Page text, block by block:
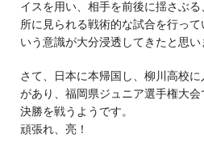
イスを用い、相手を前後に揺さぶ
所に見られる戦術的な試合を行っ
いう意識が大分浸透してきたと思い
さて、日本に本帰国し、柳川高校
があり、福岡県ジュニア選手権大
決勝を戦うようです。
頑張れ、亮！